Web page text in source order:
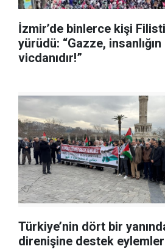
İzmir’de binlerce kişi
yürüdü: “Gazze,
vicdanıdır!”
Türkiye’nin dört bir
direnişine destek